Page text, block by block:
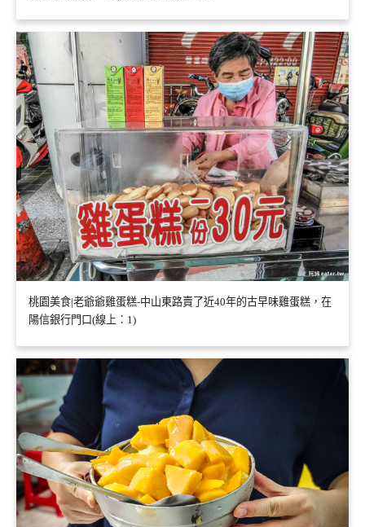
桃園美食|老爺爺雞蛋糕-中山東路賣了近40年的古早味雞蛋糕，在
陽信銀行門口(線上：1)